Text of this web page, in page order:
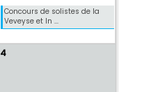
Concours de solistes de la
Veveyse et In ...
4